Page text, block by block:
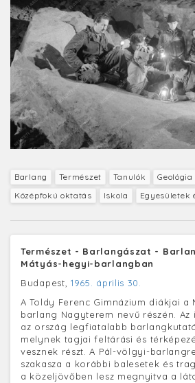
Barlang Természet Tanulók Geológia
Középfokú oktatás
Iskola Egyesületek
Természet - Barlangászat -
Mátyás-hegyi-barlangban
Budapest, 1965. április 30.
A Toldy Ferenc Gimnázium diákjai a
barlang Nagyterem nevű részén. Az
az ország legfiatalabb
melynek tagjai feltárási és
vesznek részt. A Pál-völgyi-
szakasza a korábbi balesetek és
a közeljövőben lesz megnyitva a